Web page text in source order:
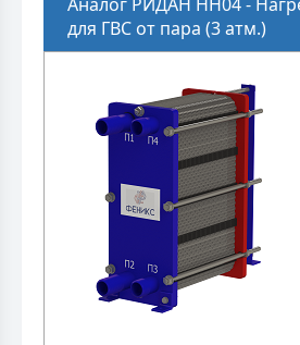
для ГВС от пара (3 атм.)